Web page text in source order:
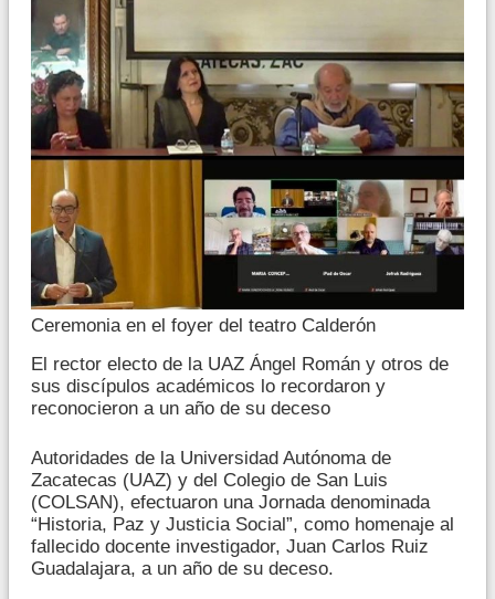
Ceremonia en el foyer del teatro Calderón
El rector electo de la UAZ Ángel Román y otros de
sus discípulos académicos lo recordaron y
reconocieron a un año de su deceso
Autoridades de la Universidad Autónoma de
Zacatecas (UAZ) y del Colegio de San Luis
(COLSAN), efectuaron una Jornada denominada
“Historia, Paz y Justicia Social”, como homenaje al
fallecido docente investigador, Juan Carlos Ruiz
Guadalajara, a un año de su deceso.